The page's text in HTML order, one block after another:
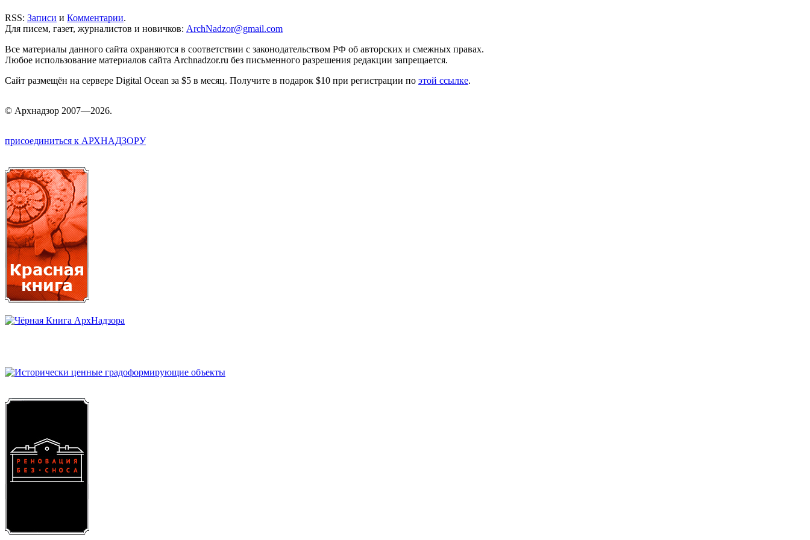
RSS: Записи и Комментарии.
Для писем, газет, журналистов и новичков: ArchNadzor@gmail.com
Все материалы данного сайта охраняются в соответствии с законодательством РФ об авторских и смежных правах.
Любое использование материалов сайта Archnadzor.ru без письменного разрешения редакции запрещается.
Сайт размещён на сервере Digital Ocean за $5 в месяц. Получите в подарок $10 при регистрации по этой ссылке.
© Архнадзор 2007—2026.
присоединиться к АРХНАДЗОРУ